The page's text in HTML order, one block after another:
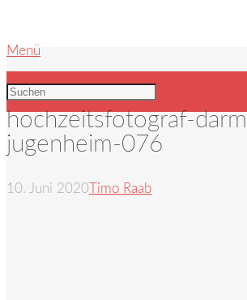
Menü
hochzeitsfotograf-
jugenheim-076
10. Juni 2020 Timo Raab